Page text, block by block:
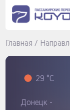
Главная /
29 °C
Донецк -